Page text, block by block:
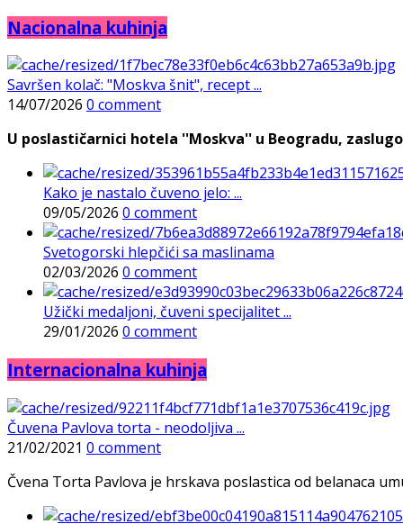
Nacionalna kuhinja
Savršen kolač: "Moskva šnit", recept ...
14/07/2026 0 comment
U poslastičarnici hotela ''Moskva'' u Beogradu,
Kako je nastalo čuveno jelo: ...
09/05/2026 0 comment
Svetogorski hlepčići sa maslinama
02/03/2026 0 comment
Užički medaljoni, čuveni specijalitet ...
29/01/2026 0 comment
Internacionalna kuhinja
Čuvena Pavlova torta - neodoljiva ...
21/02/2021 0 comment
Čvena Torta Pavlova je hrskava poslastica od belanaca